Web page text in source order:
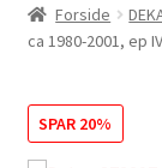
Forside
ca 1980-2001, ep
SPAR 20%